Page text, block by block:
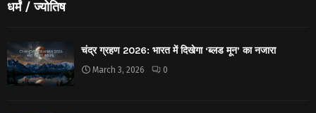
धर्मं / ज्योतिष
चंद्र ग्रहण 2026: भारत में दिखेगा ‘ब्लड मून’ का नजारा
March 3, 2026 0